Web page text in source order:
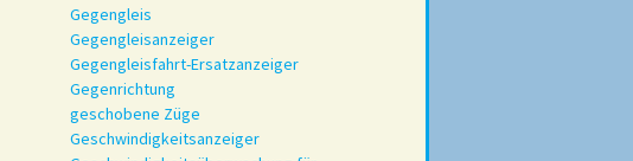
Gegengleis
Gegengleisanzeiger
Gegengleisfahrt-Ersatzanzeiger
Gegenrichtung
geschobene Züge
Geschwindigkeitsanzeiger